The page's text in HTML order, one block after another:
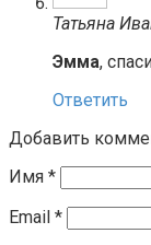
Татьяна
Эмма,
Ответить
Добавить
Имя *
Email *